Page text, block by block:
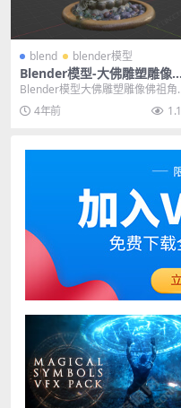
blend blender模型
Blender模型-大佛雕塑雕像佛
祖角色3D人物模型
Blender模型大佛雕塑雕像佛祖角
3D人物模型 其他推荐: Blender模...
4年前